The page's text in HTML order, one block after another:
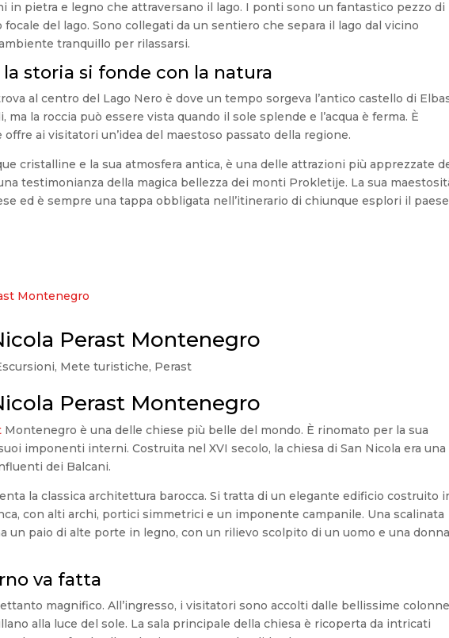
in pietra e legno che attraversano il lago. I ponti sono un fantastico pezzo di
del lago. Sono collegati da un sentiero che separa il lago dal vicino
tranquillo per rilassarsi.
la storia si fonde con la natura
al centro del Lago Nero è dove un tempo sorgeva l’antico castello di
la roccia può essere vista quando il sole splende e l’acqua è ferma. È
ai visitatori un’idea del maestoso passato della regione.
cristalline e la sua atmosfera antica, è una delle attrazioni più apprezzate
testimonianza della magica bellezza dei monti Prokletije. La sua
ed è sempre una tappa obbligata nell’itinerario di chiunque esplori il
Perast Montenegro
, Mete turistiche, Perast
Perast Montenegro
Montenegro è una delle chiese più belle del mondo. È rinomato per la sua
imponenti interni. Costruita nel XVI secolo, la chiesa di San Nicola era una
dei Balcani.
la classica architettura barocca. Si tratta di un elegante edificio costruito
con alti archi, portici simmetrici e un imponente campanile. Una scalinata
un paio di alte porte in legno, con un rilievo scolpito di un uomo e una donna
va fatta
magnifico. All’ingresso, i visitatori sono accolti dalle bellissime
alla luce del sole. La sala principale della chiesa è ricoperta da intricati